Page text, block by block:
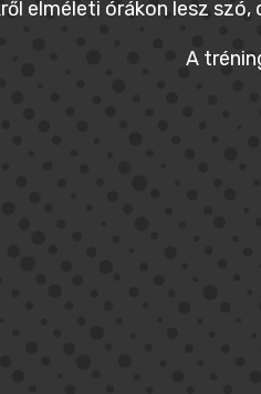
elméleti órákon lesz szó,
A